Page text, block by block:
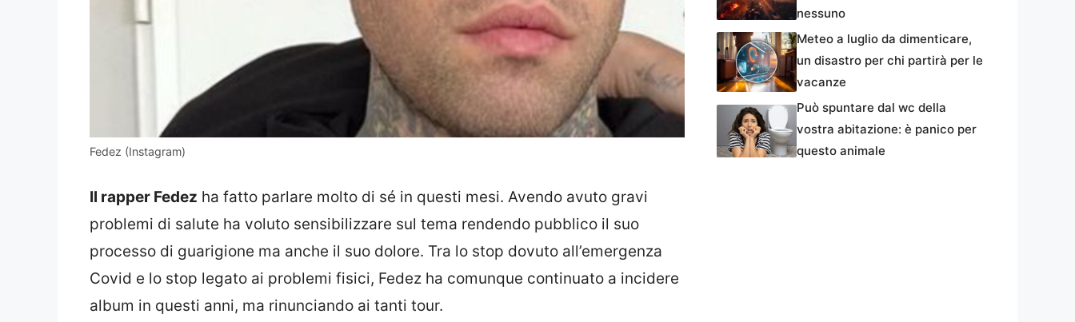
Fedez (Instagram)
Il rapper Fedez ha fatto parlare molto di sé in questi mesi. Avendo avuto gravi
problemi di salute ha voluto sensibilizzare sul tema rendendo pubblico il suo
processo di guarigione ma anche il suo dolore. Tra lo stop dovuto all’emergenza
Covid e lo stop legato ai problemi fisici, Fedez ha comunque continuato a incidere
album in questi anni, ma rinunciando ai tanti tour.
nessuno
Meteo a luglio da dimenticare,
un disastro per chi partirà per le
vacanze
Può spuntare dal wc della
vostra abitazione: è panico per
questo animale